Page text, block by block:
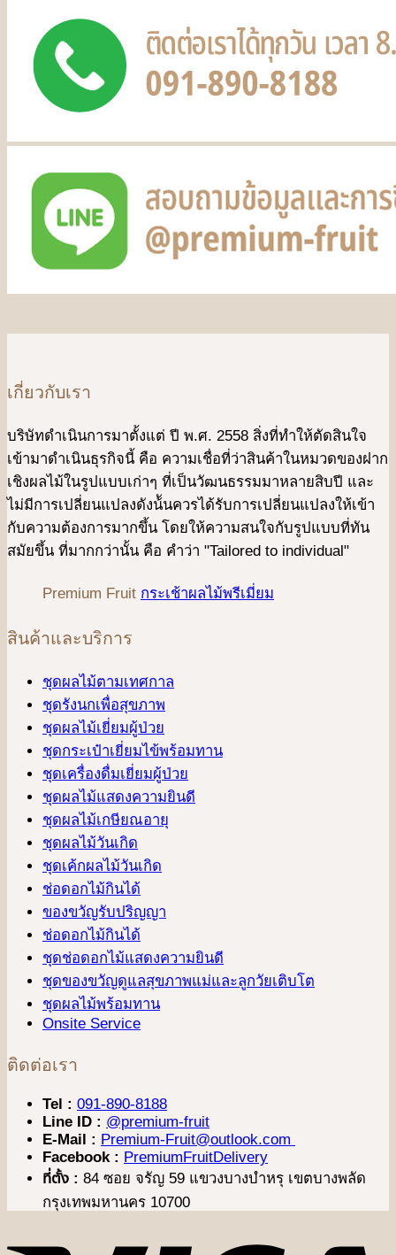
เกี่ยวกับเรา
บริษัทดําเนินการมาตั้งแต่ ปี พ.ศ. 2558 สิ่งที่ทำให้ตัดสินใจ
เข้ามาดําเนินธุรกิจนี้ คือ ความเชื่อที่ว่าสินค้าในหมวดของฝาก
เชิงผลไม้ในรูปแบบเก่าๆ ที่เป็นวัฒนธรรมมาหลายสิบปี และ
ไม่มีการเปลี่ยนแปลงดังน้ันควรได้รับการเปลี่ยนแปลงให้เข้า
กับความต้องการมากขึ้น โดยให้ความสนใจกับรูปแบบที่ทัน
สมัยขึ้น ที่มากกว่านั้น คือ คําว่า "Tailored to individual"
Premium Fruit กระเช้าผลไม้พรีเมี่ยม
สินค้าและบริการ
ชุดผลไม้ตามเทศกาล
ชุดรังนกเพื่อสุขภาพ
ชุดผลไม้เยี่ยมผู้ป่วย
ชุดกระเป๋าเยี่ยมไข้พร้อมทาน
ชุดเครื่องดื่มเยี่ยมผู้ป่วย
ชุดผลไม้แสดงความยินดี
ชุดผลไม้เกษียณอายุ
ชุดผลไม้วันเกิด
ชุดเค้กผลไม้วันเกิด
ช่อดอกไม้กินได้
ของขวัญรับปริญญา
ช่อดอกไม้กินได้
ชุดช่อดอกไม้แสดงความยินดี
ชุดของขวัญดูแลสุขภาพแม่และลูกวัยเติบโต
ชุดผลไม้พร้อมทาน
Onsite Service
ติดต่อเรา
Tel : 091-890-8188
Line ID : @premium-fruit
E-Mail : Premium-Fruit@outlook.com
Facebook : PremiumFruitDelivery
ที่ตั้ง : 84 ซอย จรัญ 59 แขวงบางบำหรุ เขตบางพลัด
กรุงเทพมหานคร 10700